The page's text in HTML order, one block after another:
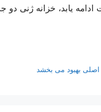
یابد، خزانه ژنی دو